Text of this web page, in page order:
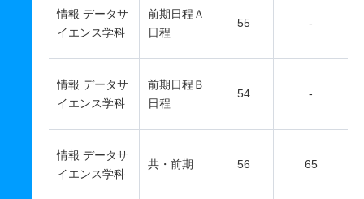
情報 データサ
イエンス学科
前期日程Ａ
日程
55 -
情報 データサ
イエンス学科
前期日程Ｂ
日程
54 -
情報 データサ
イエンス学科
共・前期 56 65